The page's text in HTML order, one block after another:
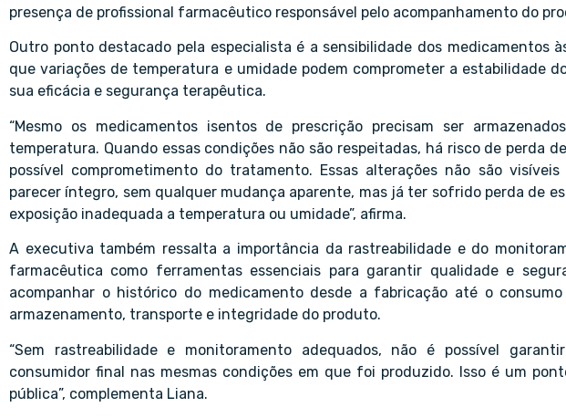
presença de profissional farmacêutico responsável pelo acompanhamento do
Outro ponto destacado pela especialista é a sensibilidade dos medicamentos
que variações de temperatura e umidade podem comprometer a estabilidade
sua eficácia e segurança terapêutica.
“Mesmo os medicamentos isentos de prescrição precisam ser
temperatura. Quando essas condições não são respeitadas, há risco de perda
possível comprometimento do tratamento. Essas alterações não são
parecer íntegro, sem qualquer mudança aparente, mas já ter sofrido perda de
exposição inadequada a temperatura ou umidade”, afirma.
A executiva também ressalta a importância da rastreabilidade e do
farmacêutica como ferramentas essenciais para garantir qualidade e
acompanhar o histórico do medicamento desde a fabricação até o
armazenamento, transporte e integridade do produto.
“Sem rastreabilidade e monitoramento adequados, não é possível
consumidor final nas mesmas condições em que foi produzido. Isso é um
pública”, complementa Liana.